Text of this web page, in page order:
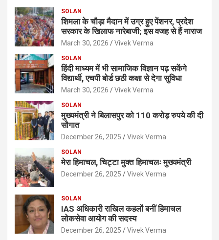
SOLAN
शिमला के चौड़ा मैदान में उग्र हुए पेंशनर, प्रदेश
सरकार के खिलाफ नारेबाजी; इस वजह से हैं नाराज
March 30, 2026 Vivek Verma
SOLAN
हिंदी माध्यम में भी सामाजिक विज्ञान पढ़ सकेंगे
विद्यार्थी, एचपी बोर्ड छठी कक्षा से देगा सुविधा
March 30, 2026 Vivek Verma
SOLAN
मुख्यमंत्री ने बिलासपुर को 110 करोड़ रुपये की दी
सौगात
December 26, 2025 Vivek Verma
SOLAN
मेरा हिमाचल, चिट्टा मुक्त हिमाचलः मुख्यमंत्री
December 26, 2025 Vivek Verma
SOLAN
IAS अधिकारी राखिल कहलों बनीं हिमाचल
लोकसेवा आयोग की सदस्य
December 26, 2025 Vivek Verma